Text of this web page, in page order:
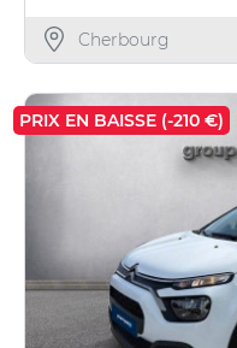
Cherbourg
PRIX EN BAISSE (-210 €)